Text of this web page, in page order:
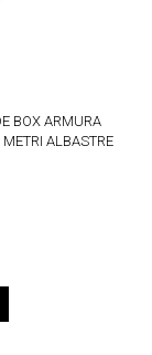
BOX ARMURA
ALBASTRE